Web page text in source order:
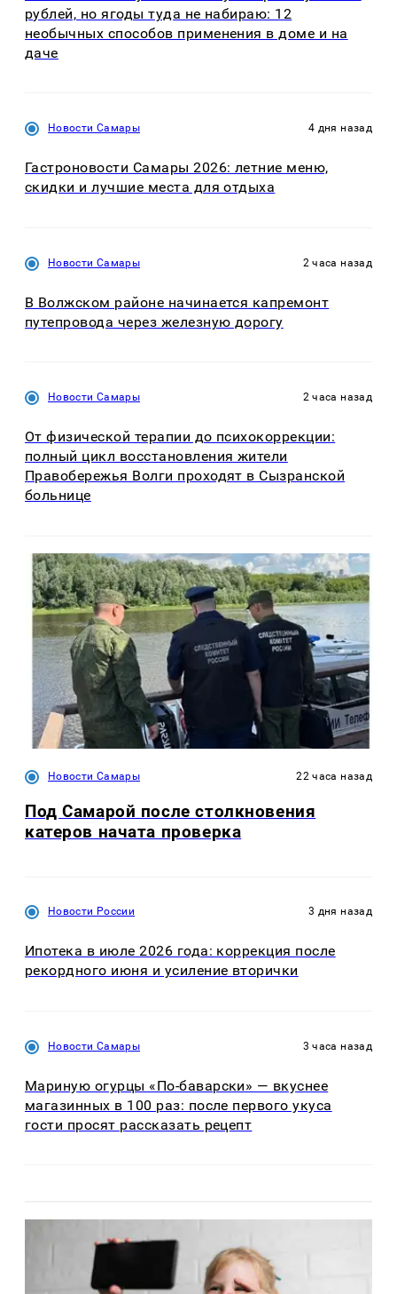
рублей, но ягоды туда не набираю: 12
необычных способов применения в доме и на
даче
Новости Самары 4 дня назад
Гастроновости Самары 2026: летние меню,
скидки и лучшие места для отдыха
Новости Самары 2 часа назад
В Волжском районе начинается капремонт
путепровода через железную дорогу
Новости Самары 2 часа назад
От физической терапии до психокоррекции:
полный цикл восстановления жители
Правобережья Волги проходят в Сызранской
больнице
Новости Самары 22 часа назад
Под Самарой после столкновения
катеров начата проверка
Новости России 3 дня назад
Ипотека в июле 2026 года: коррекция после
рекордного июня и усиление вторички
Новости Самары 3 часа назад
Мариную огурцы «По-баварски» — вкуснее
магазинных в 100 раз: после первого укуса
гости просят рассказать рецепт